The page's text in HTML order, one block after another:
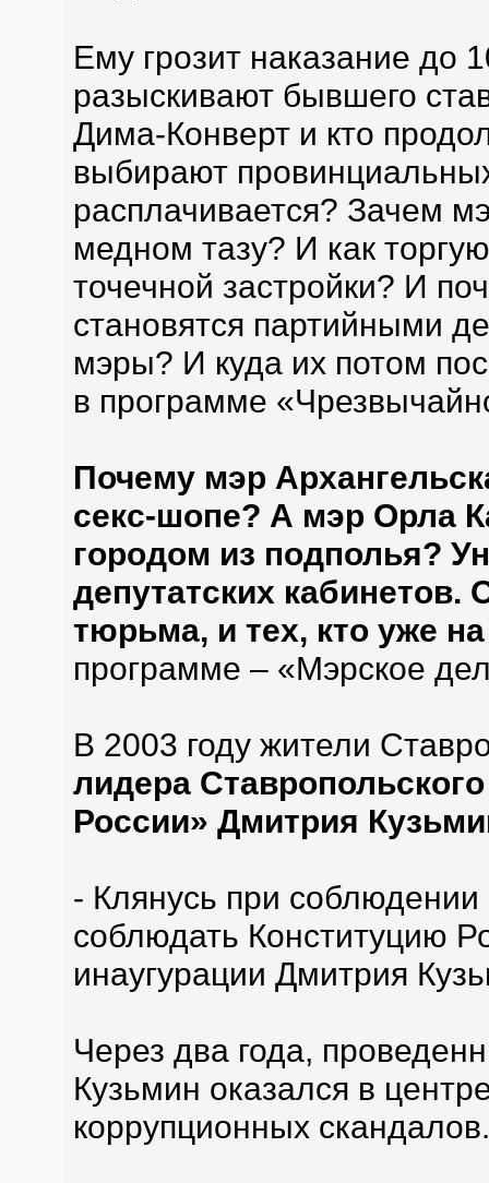
Ему грозит наказание до
разыскивают бывшего
Дима-Конверт и кто
выбирают
расплачивается? Зачем
медном тазу? И как
точечной застройки? И
становятся партийными
мэры? И куда их потом
в программе
Почему мэр
секс-шопе? А мэр Орла
городом из подполья?
депутатских кабинетов.
тюрьма, и тех, кто уже
программе – «Мэрское
В 2003 году жители
лидера
России» Дмитрия
- Клянусь при
соблюдать Конституцию
инаугурации Дмитрия
Через два года,
Кузьмин оказался в
коррупционных скандалов.